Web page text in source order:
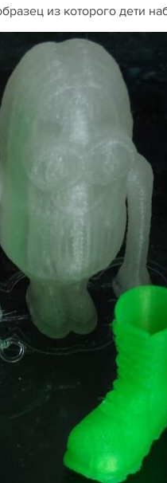
из которого дети